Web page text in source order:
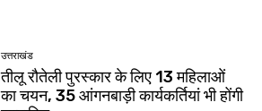
उत्तराखंड
तीलू रौतेली पुरस्कार के लिए 13 महिलाओं
का चयन, 35 आंगनबाड़ी कार्यकर्तियां भी होंगी